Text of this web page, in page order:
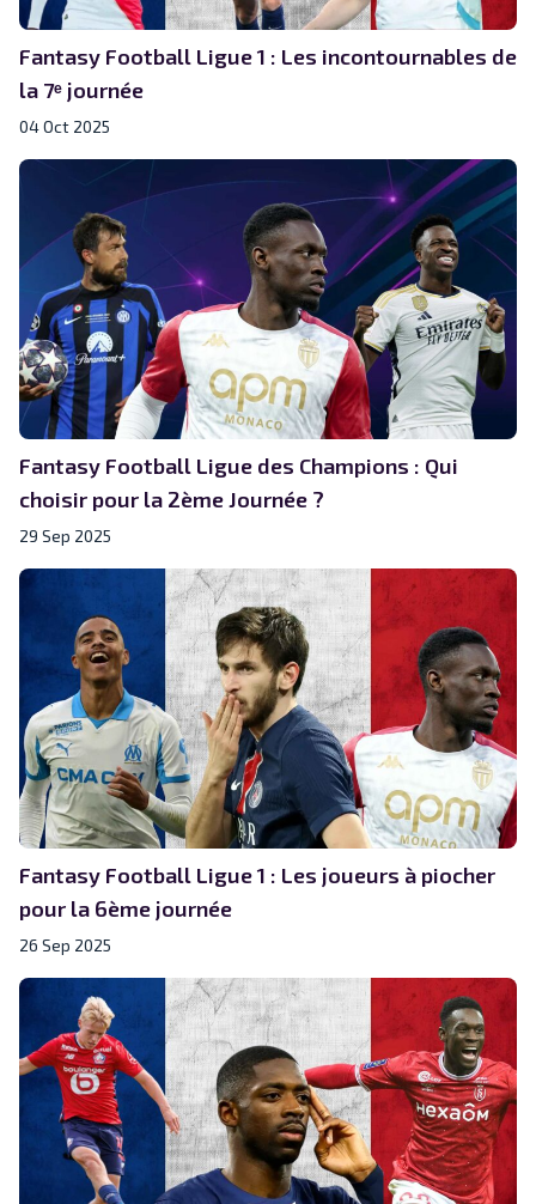
Fantasy Football Ligue 1 : Les incontournables de
la 7ᵉ journée
04 Oct 2025
Fantasy Football Ligue des Champions : Qui
choisir pour la 2ème Journée ?
29 Sep 2025
Fantasy Football Ligue 1 : Les joueurs à piocher
pour la 6ème journée
26 Sep 2025